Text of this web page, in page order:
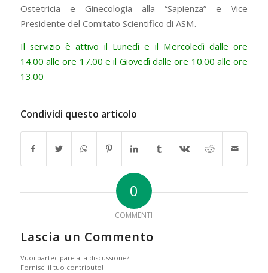
Ostetricia e Ginecologia alla “Sapienza” e Vice
Presidente del Comitato Scientifico di ASM.
Il servizio è attivo il Lunedì e il Mercoledì dalle ore
14.00 alle ore 17.00 e il Giovedì dalle ore 10.00 alle ore
13.00
Condividi questo articolo
0
COMMENTI
Lascia un Commento
Vuoi partecipare alla discussione?
Fornisci il tuo contributo!